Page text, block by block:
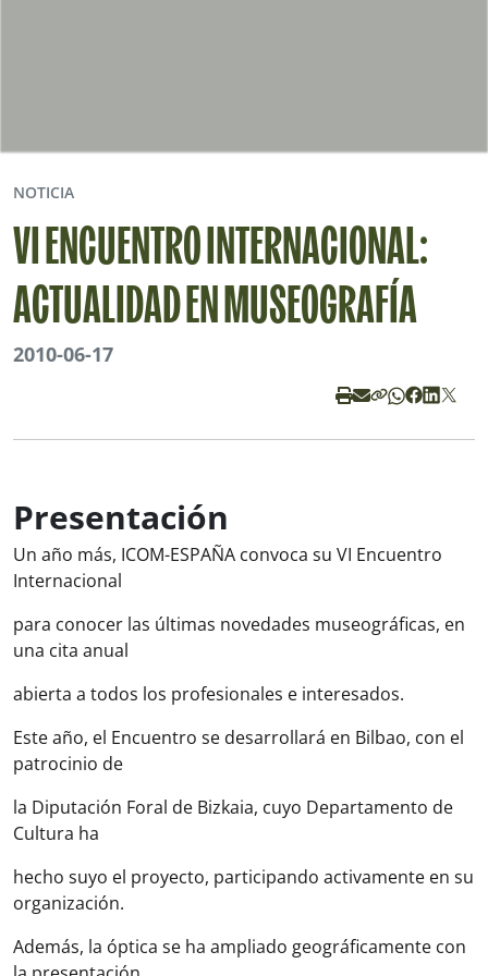
NOTICIA
VI ENCUENTRO INTERNACIONAL:
ACTUALIDAD EN MUSEOGRAFÍA
2010-06-17
Presentación
Un año más, ICOM-ESPAÑA convoca su VI Encuentro
Internacional
para conocer las últimas novedades museográficas, en
una cita anual
abierta a todos los profesionales e interesados.
Este año, el Encuentro se desarrollará en Bilbao, con el
patrocinio de
la Diputación Foral de Bizkaia, cuyo Departamento de
Cultura ha
hecho suyo el proyecto, participando activamente en su
organización.
Además, la óptica se ha ampliado geográficamente con